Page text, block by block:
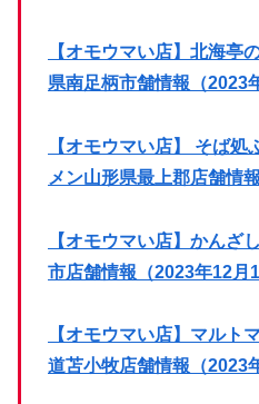
【オモウマい店】北海亭
県南足柄市舗情報（2023
【オモウマい店】 そば
メン山形県最上郡店舗情
【オモウマい店】かんざ
市店舗情報（2023年12月
【オモウマい店】マルト
道苫小牧店舗情報（2023